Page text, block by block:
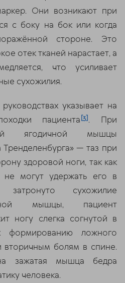
Они возникают при
с боку на бок или когда
стороне. Это
отек тканей нарастает, а
что усиливает
сухожилия.
указывает на
пациента[3]. При
ягодичной мышцы
Тренделенбурга» — таз при
здоровой ноги, так как
могут удержать его в
сухожилие
мышцы, пациент
ногу слегка согнутой в
ложного
вторичным болям в спине.
зажатая мышца бедра
человека.